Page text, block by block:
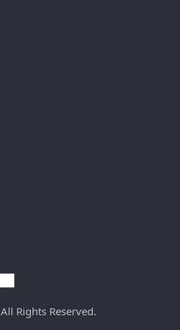
All Rights Reserved.